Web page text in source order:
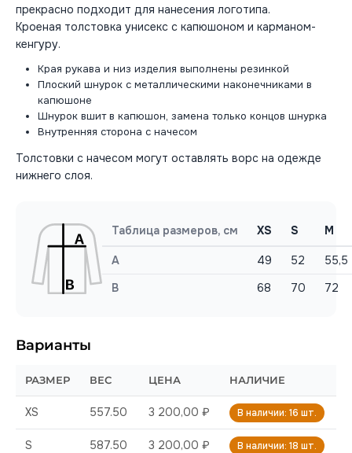
прекрасно подходит для нанесения логотипа.
Кроеная толстовка унисекс с капюшоном и карманом-
кенгуру.
Края рукава и низ изделия выполнены резинкой
Плоский шнурок с металлическими наконечниками в
капюшоне
Шнурок вшит в капюшон, замена только концов шнурка
Внутренняя сторона с начесом
Толстовки с начесом могут оставлять ворс на одежде
нижнего слоя.
Таблица размеров, см XS S M
A 49 52
55,5
B
68 70 72
Варианты
РАЗМЕР ВЕС ЦЕНА НАЛИЧИЕ
XS 557.50 3 200,00 ₽ В наличии: 16 шт.
S 587.50 3 200,00 ₽ В наличии: 18 шт.